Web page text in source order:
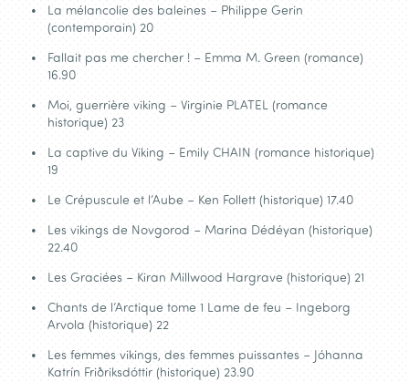
La mélancolie des baleines – Philippe Gerin
(contemporain) 20
Fallait pas me chercher ! – Emma M. Green (romance)
16.90
Moi, guerrière viking – Virginie PLATEL (romance
historique) 23
La captive du Viking – Emily CHAIN (romance historique)
19
Le Crépuscule et l’Aube – Ken Follett (historique) 17.40
Les vikings de Novgorod – Marina Dédéyan (historique)
22.40
Les Graciées – Kiran Millwood Hargrave (historique) 21
Chants de l’Arctique tome 1 Lame de feu – Ingeborg
Arvola (historique) 22
Les femmes vikings, des femmes puissantes – Jóhanna
Katrín Friðriksdóttir (historique) 23.90